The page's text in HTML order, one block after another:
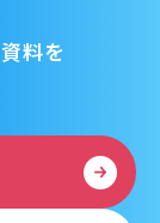
料を